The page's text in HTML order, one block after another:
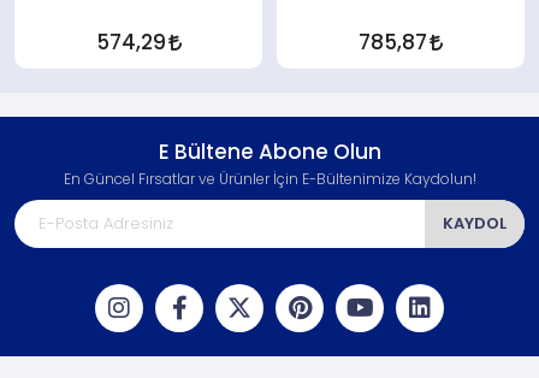
574,29 785,87
E Bültene Abone Olun
En Güncel Fırsatlar ve Ürünler İçin E-Bültenimize Kaydolun!
KAYDOL